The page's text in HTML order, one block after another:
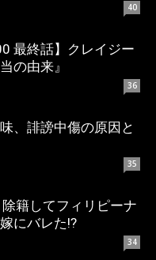
40
最終話】クレイジー
の由来』
36
、誹謗中傷の原因と
35
除籍してフィリピーナ
にバレた!?
34